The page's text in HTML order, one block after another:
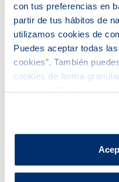
con tus preferencias en
partir de tus hábitos de
utilizamos cookies de
Puedes aceptar todas
cookies”. También
cookies de forma
son indispensables
por tanto no se pueden
Puedes consultar más
producida con fuentes
Instalación